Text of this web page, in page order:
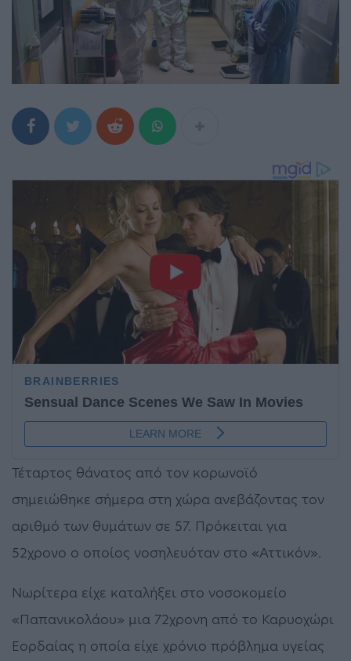
Τέταρτος θάνατος από τον κορωνοϊό
σημειώθηκε σήμερα στη χώρα ανεβάζοντας τον
αριθμό των θυμάτων σε 57. Πρόκειται για
52χρονο ο οποίος νοσηλευόταν στο «Αττικόν».
Νωρίτερα είχε καταλήξει στο νοσοκομείο
«Παπανικολάου» μια 72χρονη από το Καρυοχώρι
Εορδαίας η οποία είχε χρόνιο πρόβλημα υγείας